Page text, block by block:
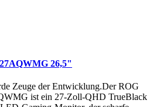
26,5"
Zeuge der Entwicklung.Der ROG
ist ein 27-Zoll-QHD TrueBlack